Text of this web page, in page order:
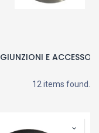
GIUNZIONI E ACCESSORI
12 items found.